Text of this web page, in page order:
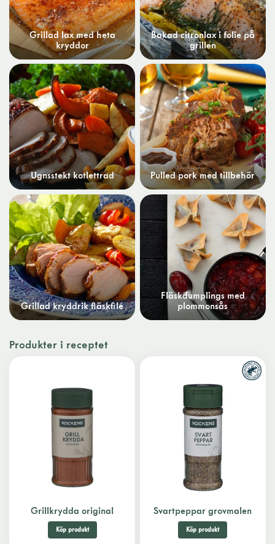
Grillad lax med heta
kryddor
Bakad citronlax i folie på
grillen
Ugnsstekt kotlettrad Pulled pork med tillbehör
Grillad kryddrik fläskfilé
Fläskdumplings med
plommonsås
Produkter i receptet
Grillkrydda original
Köp produkt
Svartpeppar grovmalen
Köp produkt